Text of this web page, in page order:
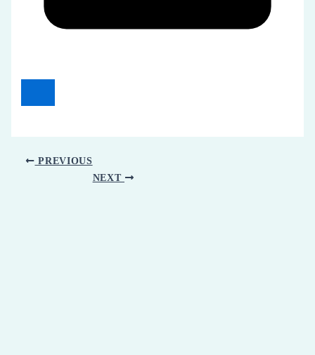
PREVIOUS
NEXT